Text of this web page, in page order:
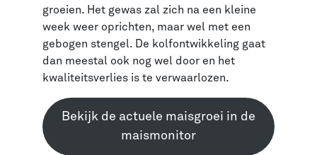
groeien. Het gewas zal zich na een kleine
week weer oprichten, maar wel met een
gebogen stengel. De kolfontwikkeling gaat
dan meestal ook nog wel door en het
kwaliteitsverlies is te verwaarlozen.
Bekijk de actuele maisgroei in de
maismonitor